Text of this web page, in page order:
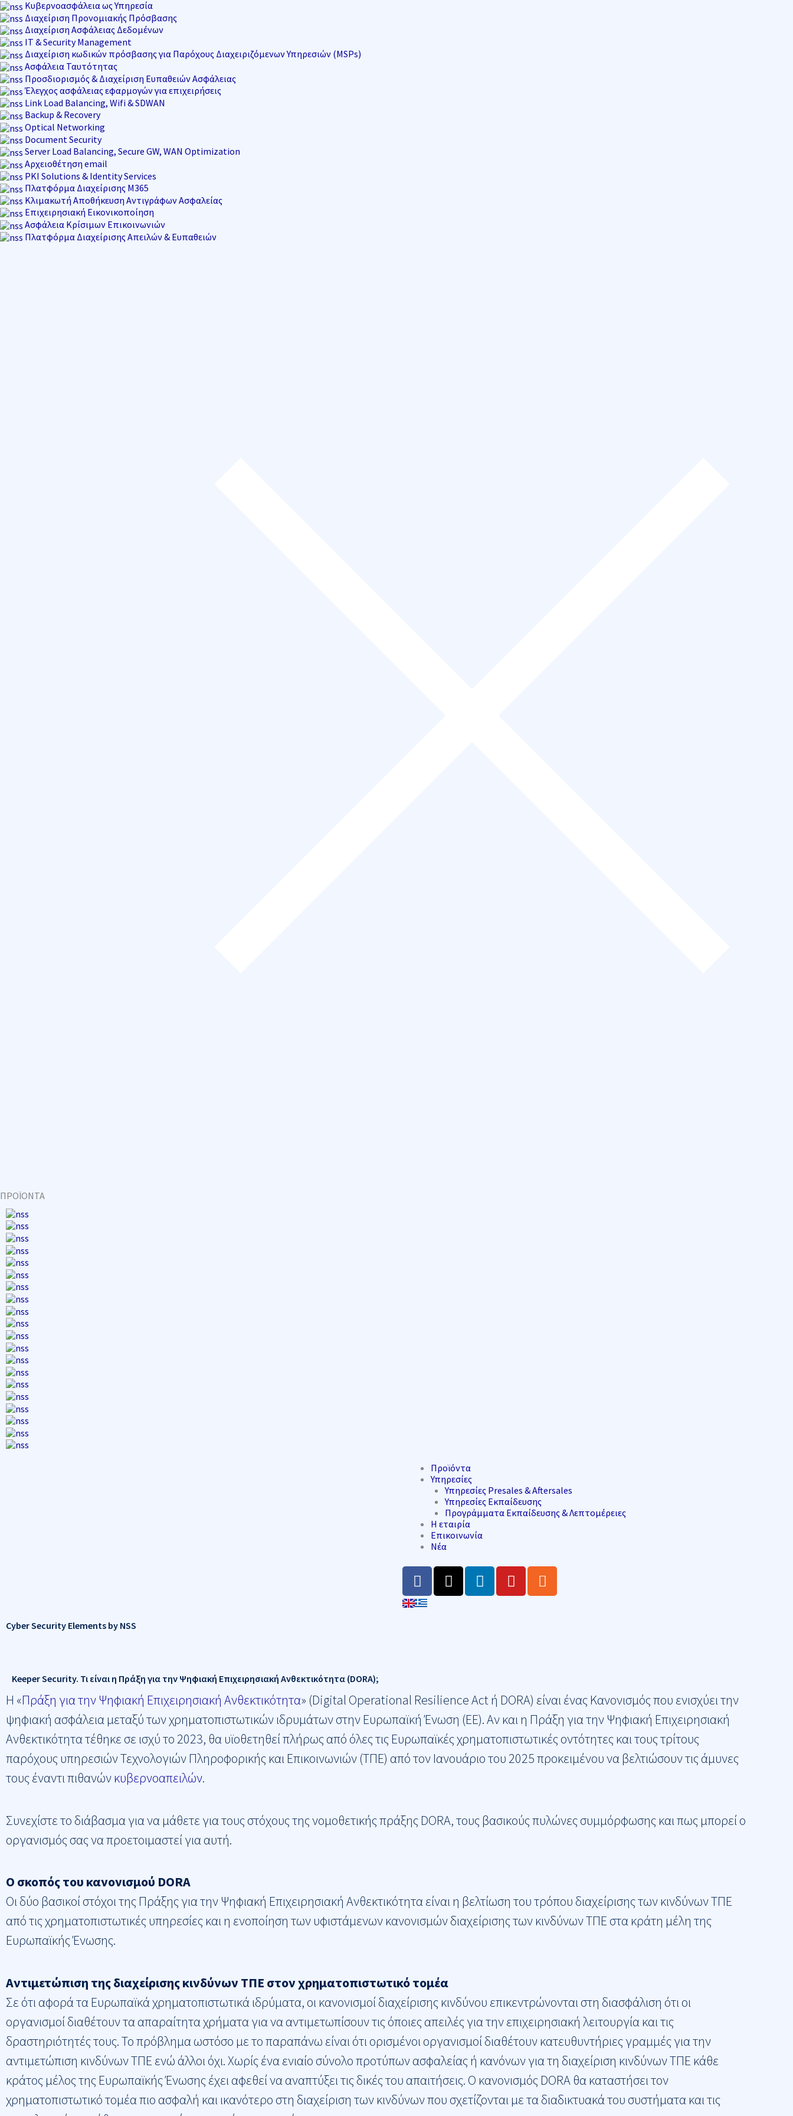
Κυβερνοασφάλεια ως Υπηρεσία
Διαχείριση Προνομιακής Πρόσβασης
Διαχείριση Ασφάλειας Δεδομένων
IT & Security Management
Διαχείριση κωδικών πρόσβασης για Παρόχους Διαχειριζόμενων Υπηρεσιών (MSPs)
Ασφάλεια Ταυτότητας
Προσδιορισμός & Διαχείριση Ευπαθειών Ασφάλειας
Έλεγχος ασφάλειας εφαρμογών για επιχειρήσεις
Link Load Balancing, Wifi & SDWAN
Backup & Recovery
Optical Networking
Document Security
Server Load Balancing, Secure GW, WAN Optimization
Αρχειοθέτηση email
PKI Solutions & Identity Services
Πλατφόρμα Διαχείρισης M365
Κλιμακωτή Αποθήκευση Αντιγράφων Ασφαλείας
Επιχειρησιακή Εικονικοποίηση
Ασφάλεια Κρίσιμων Επικοινωνιών
Πλατφόρμα Διαχείρισης Απειλών & Ευπαθειών
ΠΡΟΪΟΝΤΑ
Μετάβαση
στο
περιεχόμενο
Προϊόντα
Υπηρεσίες
Υπηρεσίες Presales & Aftersales
Υπηρεσίες Εκπαίδευσης
Προγράμματα Εκπαίδευσης & Λεπτομέρειες
Η εταιρία
Επικοινωνία
Νέα
F
a
c
X
-
L
i
Y
o
R
s
Cyber Security Elements by NSS
Keeper Security. Τι είναι η Πράξη για την Ψηφιακή Επιχειρησιακή Ανθεκτικότητα (DORA);
Η «Πράξη για την Ψηφιακή Επιχειρησιακή Ανθεκτικότητα» (Digital Operational Resilience Act ή DORA) είναι ένας Κανονισμός που ενισχύει την
ψηφιακή ασφάλεια μεταξύ των χρηματοπιστωτικών ιδρυμάτων στην Ευρωπαϊκή Ένωση (ΕΕ). Αν και η Πράξη για την Ψηφιακή Επιχειρησιακή
Ανθεκτικότητα τέθηκε σε ισχύ το 2023, θα υϊοθετηθεί πλήρως από όλες τις Ευρωπαϊκές χρηματοπιστωτικές οντότητες και τους τρίτους
παρόχους υπηρεσιών Τεχνολογιών Πληροφορικής και Επικοινωνιών (ΤΠΕ) από τον Ιανουάριο του 2025 προκειμένου να βελτιώσουν τις άμυνες
τους έναντι πιθανώνκυβερνοαπειλών.
Συνεχίστε το διάβασμα για να μάθετε για τους στόχους της νομοθετικής πράξης DORA, τους βασικούς πυλώνες συμμόρφωσης και πως μπορεί ο
οργανισμός σας να προετοιμαστεί για αυτή.
Ο σκοπός του κανονισμού DORA
Οι δύο βασικοί στόχοι της Πράξης για την Ψηφιακή Επιχειρησιακή Ανθεκτικότητα είναι η βελτίωση του τρόπου διαχείρισης των κινδύνων ΤΠΕ
από τις χρηματοπιστωτικές υπηρεσίες και η ενοποίηση των υφιστάμενων κανονισμών διαχείρισης των κινδύνων ΤΠΕ στα κράτη μέλη της
Ευρωπαϊκής Ένωσης.
Αντιμετώπιση της διαχείρισης κινδύνων ΤΠΕ στον χρηματοπιστωτικό τομέα
Σε ότι αφορά τα Ευρωπαϊκά χρηματοπιστωτικά ιδρύματα, οι κανονισμοί διαχείρισης κινδύνου επικεντρώνονται στη διασφάλιση ότι οι
οργανισμοί διαθέτουν τα απαραίτητα χρήματα για να αντιμετωπίσουν τις όποιες απειλές για την επιχειρησιακή λειτουργία και τις
δραστηριότητές τους. Το πρόβλημα ωστόσο με το παραπάνω είναι ότι ορισμένοι οργανισμοί διαθέτουν κατευθυντήριες γραμμές για την
αντιμετώπιση κινδύνων ΤΠΕ ενώ άλλοι όχι. Χωρίς ένα ενιαίο σύνολο προτύπων ασφαλείας ή κανόνων για τη διαχείριση κινδύνων ΤΠΕ κάθε
κράτος μέλος της Ευρωπαϊκής Ένωσης έχει αφεθεί να αναπτύξει τις δικές του απαιτήσεις. Ο κανονισμός DORA θα καταστήσει τον
χρηματοπιστωτικό τομέα πιο ασφαλή και ικανότερο στη διαχείριση των κινδύνων που σχετίζονται με τα διαδικτυακά του συστήματα και τις